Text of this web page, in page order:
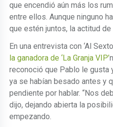
que encendió aún más los
entre ellos. Aunque ninguno
que estén juntos, la actitud
En una entrevista con ‘Al Sexto
la ganadora de ‘La Granja VIP’
reconoció que Pablo le gusta
ya se habían besado antes y
pendiente por hablar. “Nos
dijo, dejando abierta la
empezando.